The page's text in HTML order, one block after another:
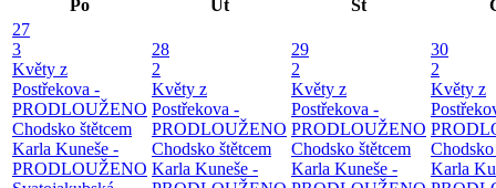
Po Út St
27
3
Květy z
Postřekova -
PRODLOUŽENO
Chodsko štětcem
Karla Kuneše -
PRODLOUŽENO
28
2
Květy z
Postřekova -
PRODLOUŽENO
Chodsko štětcem
Karla Kuneše -
29
2
Květy z
Postřekova -
PRODLOUŽENO
Chodsko štětcem
Karla Kuneše -
30
2
Květy z
Chodsko
Karla